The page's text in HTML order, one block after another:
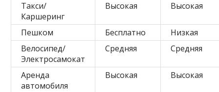
Такси/
Каршеринг
Высокая Высокая
Пешком Бесплатно
Низкая
Велосипед/
Электросамокат
Средняя Средняя
Аренда
автомобиля
Высокая Высокая